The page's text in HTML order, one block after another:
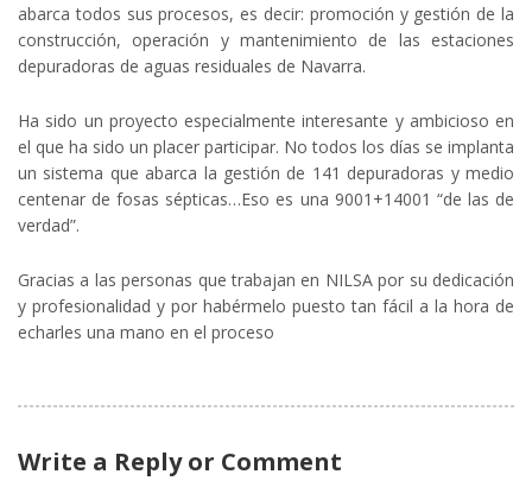
abarca todos sus procesos, es decir: promoción y gestión de la
construcción, operación y mantenimiento de las estaciones
depuradoras de aguas residuales de Navarra.
Ha sido un proyecto especialmente interesante y ambicioso en
el que ha sido un placer participar. No todos los días se implanta
un sistema que abarca la gestión de 141 depuradoras y medio
centenar de fosas sépticas…Eso es una 9001+14001 “de las de
verdad”.
Gracias a las personas que trabajan en NILSA por su dedicación
y profesionalidad y por habérmelo puesto tan fácil a la hora de
echarles una mano en el proceso
Write a Reply or Comment